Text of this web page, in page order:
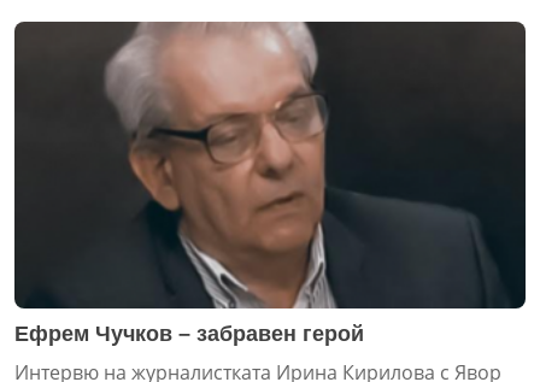
Ефрем Чучков – забравен герой
Интервю на журналистката Ирина Кирилова с Явор